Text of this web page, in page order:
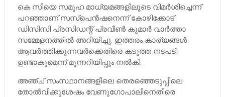
കെ സിയെ സമൂഹ മാധ്യമങ്ങളിലൂടെ വിമര്‍ശിച്ചെന്ന്
പറഞ്ഞാണ് സസ്പെന്‍ഷനെന്ന് കോഴിക്കോട്
ഡിസിസി പ്രസിഡന്റ് പ്രവീണ്‍ കുമാര്‍ വാര്‍ത്താ
സമ്മേളനത്തില്‍ അറിയിച്ചു. ഇത്തരം കാര്യങ്ങള്‍
ആവര്‍ത്തിക്കുന്നവര്‍ക്കെതിരെ കടുത്ത നടപടി
ഉണ്ടാകുമെന്ന് മുന്നറിയിപ്പും നല്‍കി.
അഞ്ച് സംസ്ഥാനങ്ങളിലെ തെരഞ്ഞെടുപ്പിലെ
തോല്‍വിക്കുശേഷം വേണുഗോപാലിനെതിരെ